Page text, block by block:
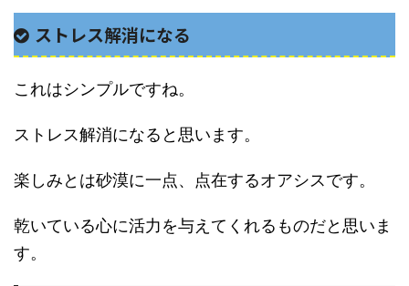
ストレス解消になる
これはシンプルですね。
ストレス解消になると思います。
楽しみとは砂漠に一点、点在するオアシスです。
乾いている心に活力を与えてくれるものだと思いま
す。